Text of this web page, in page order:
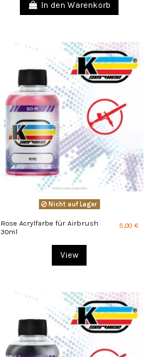
In den Warenkorb
Nicht auf Lager
Rose Acrylfarbe für Airbrush
30ml
5,00 €
View